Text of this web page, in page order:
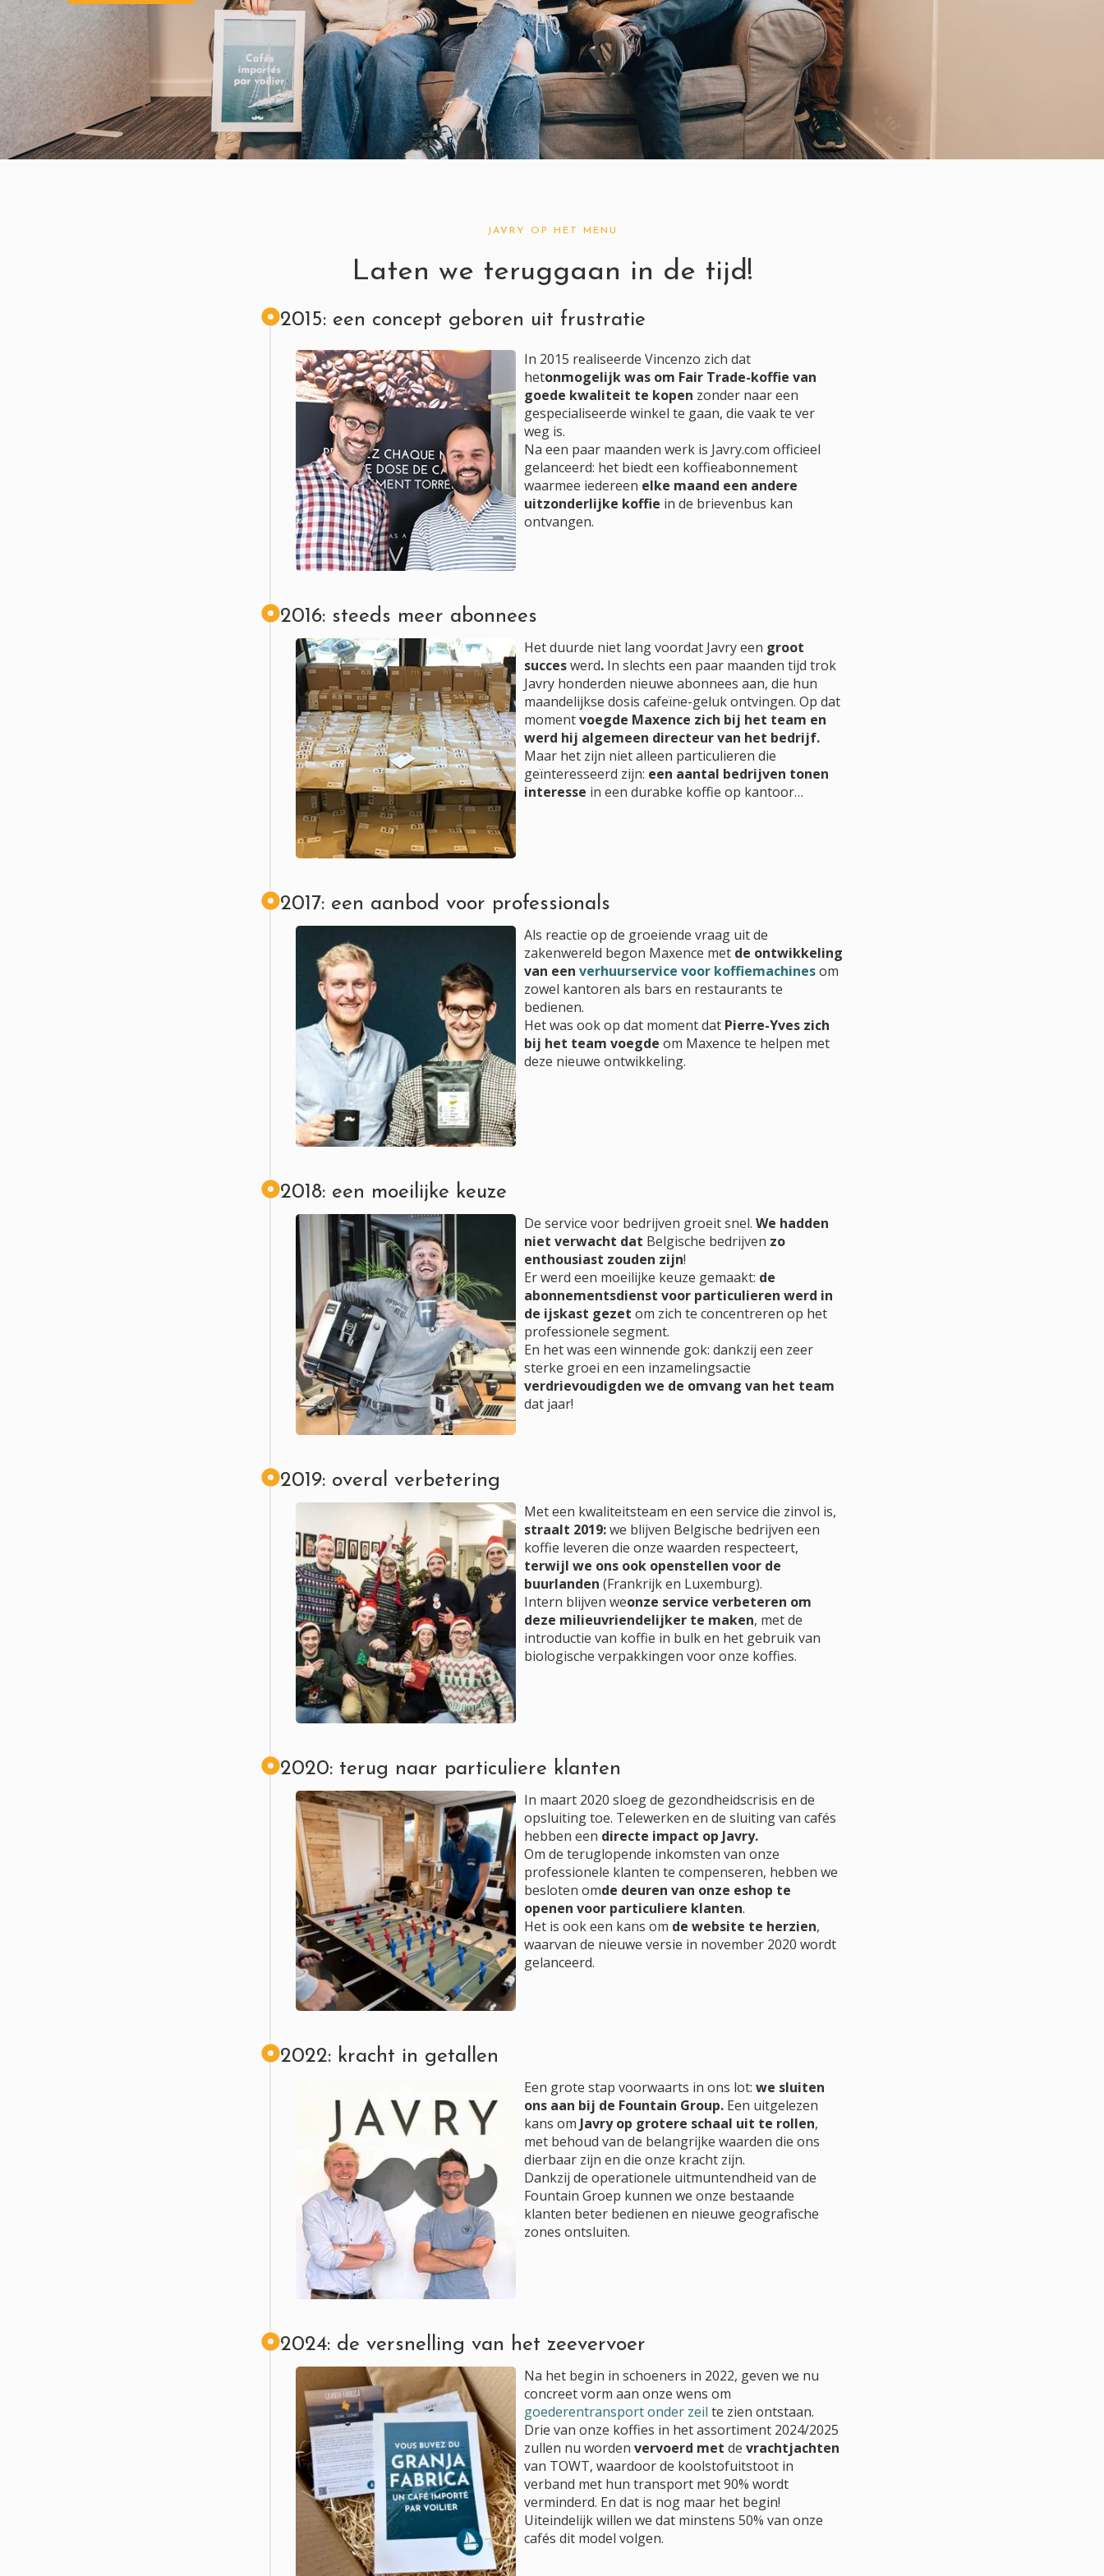
JAVRY OP HET MENU
Laten we teruggaan in de tijd!
2015: een concept geboren uit frustratie
In 2015 realiseerde Vincenzo zich dat
hetonmogelijk was om Fair Trade-koffie van
goede kwaliteit te kopen zonder naar een
gespecialiseerde winkel te gaan, die vaak te ver
weg is.
Na een paar maanden werk is Javry.com officieel
gelanceerd: het biedt een koffieabonnement
waarmee iedereen elke maand een andere
uitzonderlijke koffie in de brievenbus kan
ontvangen.
2016: steeds meer abonnees
Het duurde niet lang voordat Javry een groot
succeswerd. In slechts een paar maanden tijd trok
Javry honderden nieuwe abonnees aan, die hun
maandelijkse dosis cafeïne-geluk ontvingen. Op dat
momentvoegde Maxence zich bij het team en
werd hij algemeen directeur van het bedrijf.
Maar het zijn niet alleen particulieren die
geïnteresseerd zijn: een aantal bedrijven tonen
interesse in een durabke koffie op kantoor…
2017: een aanbod voor professionals
Als reactie op de groeiende vraag uit de
zakenwereld begon Maxence met de ontwikkeling
van eenverhuurservice voor koffiemachinesom
zowel kantoren als bars en restaurants te
bedienen.
Het was ook op dat moment dat Pierre-Yves zich
bij het team voegde om Maxence te helpen met
deze nieuwe ontwikkeling.
2018: een moeilijke keuze
De service voor bedrijven groeit snel.We hadden
niet verwacht dat Belgische bedrijven zo
enthousiast zouden zijn!
Er werd een moeilijke keuze gemaakt: de
abonnementsdienst voor particulieren werd in
de ijskast gezet om zich te concentreren op het
professionele segment.
En het was een winnende gok: dankzij een zeer
sterke groei en een inzamelingsactie
verdrievoudigden we de omvang van het team
dat jaar!
2019: overal verbetering
Met een kwaliteitsteam en een service die zinvol is,
straalt 2019:we blijven Belgische bedrijven een
koffie leveren die onze waarden respecteert,
terwijl we ons ook openstellen voor de
buurlanden (Frankrijk en Luxemburg).
Intern blijven weonze service verbeteren om
deze milieuvriendelijker te maken, met de
introductie van koffie in bulk en het gebruik van
biologische verpakkingen voor onze koffies.
2020: terug naar particuliere klanten
In maart 2020 sloeg de gezondheidscrisis en de
opsluiting toe. Telewerken en de sluiting van cafés
hebben een directe impact op Javry.
Om de teruglopende inkomsten van onze
professionele klanten te compenseren, hebben we
besloten omde deuren van onze eshop te
openen voor particuliere klanten.
Het is ook een kans om de website te herzien,
waarvan de nieuwe versie in november 2020 wordt
gelanceerd.
2022: kracht in getallen
Een grote stap voorwaarts in ons lot:we sluiten
ons aan bij de Fountain Group. Een uitgelezen
kans om Javry op grotere schaal uit te rollen,
met behoud van de belangrijke waarden die ons
dierbaar zijn en die onze kracht zijn.
Dankzij de operationele uitmuntendheid van de
Fountain Groep kunnen we onze bestaande
klanten beter bedienen en nieuwe geografische
zones ontsluiten.
2024: de versnelling van het zeevervoer
Na het begin in schoeners in 2022, geven we nu
concreet vorm aan onze wens om
goederentransport onder zeil te zien ontstaan.
Drie van onze koffies in het assortiment 2024/2025
zullen nu wordenvervoerd met devrachtjachten
van TOWT, waardoor de koolstofuitstoot in
verband met hun transport met 90% wordt
verminderd. En dat is nog maar het begin!
Uiteindelijk willen we dat minstens 50% van onze
cafés dit model volgen.